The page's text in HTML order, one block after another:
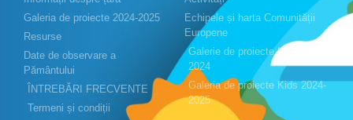
Galeria de proiecte 2024-2025
Resurse
Date de observare a
Pământului
ÎNTREBĂRI FRECVENTE
Termeni și condiții
Echipele și harta Comunității
Europene
Galerie de proiecte Kids 2023-
2024
Galeria de proiecte Kids 2024-
2025